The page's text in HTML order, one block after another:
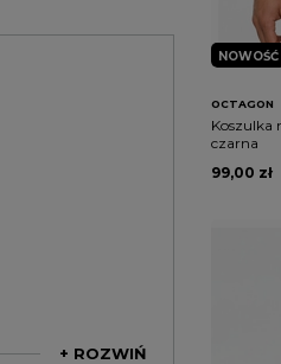
+ ROZWIŃ
NOWOŚĆ
OCTAGON
Koszulka
czarna
99,00 zł